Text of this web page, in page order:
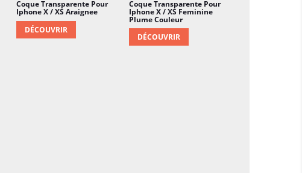
Coque Transparente Pour
Iphone X / XS Araignee
DÉCOUVRIR
Coque Transparente Pour
Iphone X / XS Feminine
Plume Couleur
DÉCOUVRIR